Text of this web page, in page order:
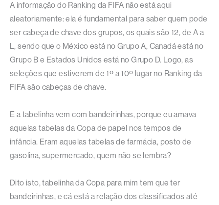
A informação do Ranking da FIFA não está aqui
aleatoriamente: ela é fundamental para saber quem pode
ser cabeça de chave dos grupos, os quais são 12, de A a
L, sendo que o México está no Grupo A, Canadá está no
Grupo B e Estados Unidos está no Grupo D. Logo, as
seleções que estiverem de 1º a 10º lugar no Ranking da
FIFA são cabeças de chave.
E a tabelinha vem com bandeirinhas, porque eu amava
aquelas tabelas da Copa de papel nos tempos de
infância. Eram aquelas tabelas de farmácia, posto de
gasolina, supermercado, quem não se lembra?
Dito isto, tabelinha da Copa para mim tem que ter
bandeirinhas, e cá está a relação dos classificados até